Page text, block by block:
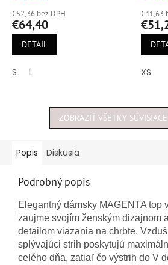
produktu
je
5,0
hviezdičiek.
€52,36 bez DPH
€64,40
DETAIL
S L
je
5,0
€41,63
XS
ZOBRAZIŤ VŠETKY
Popis Diskusia
Podrobný popis
Elegantný dámsky MAGENTA top
zaujme svojím ženským dizajnom
detailom viazania na chrbte.
splývajúci strih poskytujú
celého dňa, zatiaľ čo výstrih do V